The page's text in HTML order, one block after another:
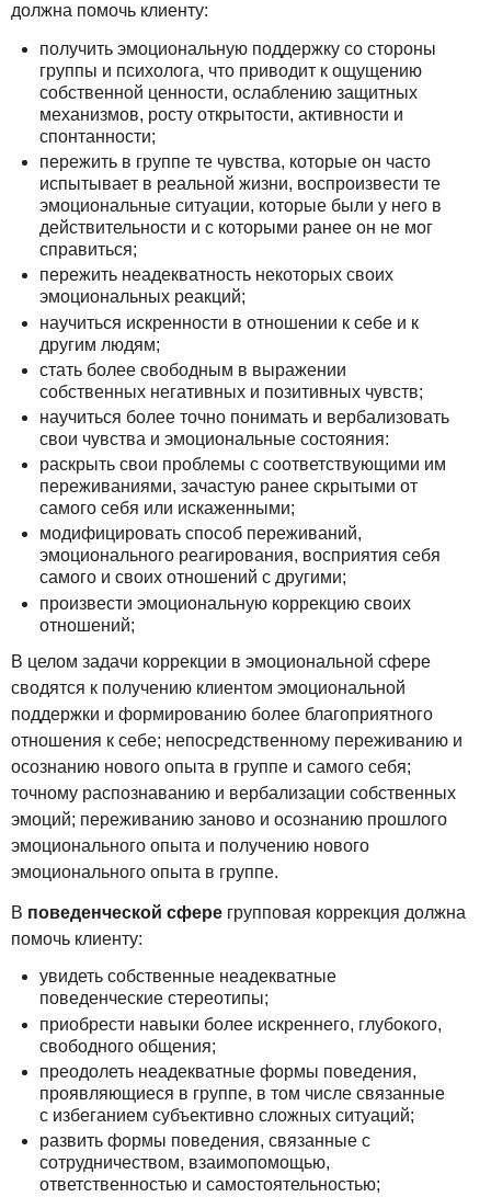
должна помочь клиенту:
получить эмоциональную поддержку со стороны
группы и психолога, что приводит к ощущению
собственной ценности, ослаблению защитных
механизмов, росту открытости, активности и
спонтанности;
пережить в группе те чувства, которые он часто
испытывает в реальной жизни, воспроизвести те
эмоциональные ситуации, которые были у него в
действительности и с которыми ранее он не мог
справиться;
пережить неадекватность некоторых своих
эмоциональных реакций;
научиться искренности в отношении к себе и к
другим людям;
стать более свободным в выражении
собственных негативных и позитивных чувств;
научиться более точно понимать и вербализовать
свои чувства и эмоциональные состояния:
раскрыть свои проблемы с соответствующими им
переживаниями, зачастую ранее скрытыми от
самого себя или искаженными;
модифицировать способ переживаний,
эмоционального реагирования, восприятия себя
самого и своих отношений с другими;
произвести эмоциональную коррекцию своих
отношений;
В целом задачи коррекции в эмоциональной сфере
сводятся к получению клиентом эмоциональной
поддержки и формированию более благоприятного
отношения к себе; непосредственному переживанию и
осознанию нового опыта в группе и самого себя;
точному распознаванию и вербализации собственных
эмоций; переживанию заново и осознанию прошлого
эмоционального опыта и получению нового
эмоционального опыта в группе.
В поведенческой сфере групповая коррекция должна
помочь клиенту:
увидеть собственные неадекватные
поведенческие стереотипы;
приобрести навыки более искреннего, глубокого,
свободного общения;
преодолеть неадекватные формы поведения,
проявляющиеся в группе, в том числе связанные
с избеганием субъективно сложных ситуаций;
развить формы поведения, связанные с
сотрудничеством, взаимопомощью,
ответственностью и самостоятельностью;